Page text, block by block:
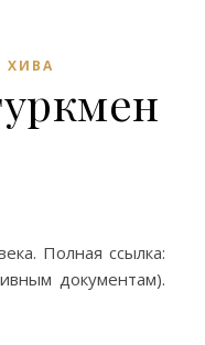
ХИВА
Полная ссылка:
документам).